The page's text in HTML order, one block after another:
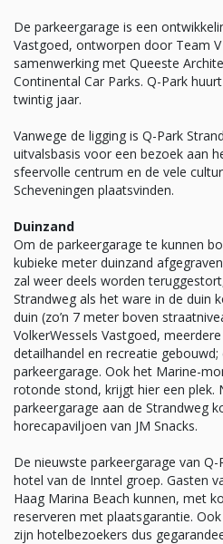
De parkeergarage is een
Vastgoed, ontworpen door Team
samenwerking met Queeste
Continental Car Parks. Q-Park
twintig jaar.
Vanwege de ligging is Q-Park
uitvalsbasis voor een bezoek aan
sfeervolle centrum en de vele
Scheveningen plaatsvinden.
Duinzand
Om de parkeergarage te kunnen
kubieke meter duinzand
zal weer deels worden
Strandweg als het ware in de duin
duin (zo’n 7 meter boven
VolkerWessels Vastgoed,
detailhandel en recreatie
parkeergarage. Ook het Marine-
rotonde stond, krijgt hier een plek.
parkeergarage aan de Strandweg
horecapaviljoen van JM Snacks.
De nieuwste parkeergarage van
hotel van de Inntel groep. Gasten
Haag Marina Beach kunnen, met
reserveren met plaatsgarantie.
zijn hotelbezoekers dus